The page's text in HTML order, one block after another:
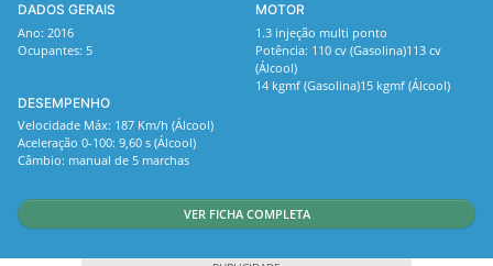
DADOS GERAIS
Ano: 2016
Ocupantes: 5
MOTOR
1.3 injeção multi ponto
Potência: 110 cv (Gasolina)113 cv
(Álcool)
14 kgmf (Gasolina)15 kgmf (Álcool)
DESEMPENHO
Velocidade Máx: 187 Km/h (Álcool)
Aceleração 0-100: 9,60 s (Álcool)
Câmbio: manual de 5 marchas
VER FICHA COMPLETA